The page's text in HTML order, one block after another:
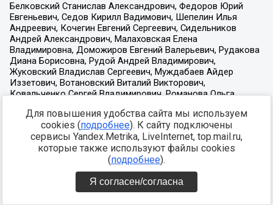
Для повышения удобства сайта мы используем
cookies (подробнее). К сайту подключены
сервисы Yandex.Metrika, LiveInternet, top.mail.ru,
которые также используют файлы cookies
(подробнее).
Я согласен/согласна